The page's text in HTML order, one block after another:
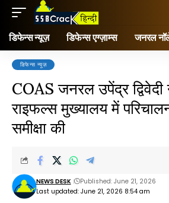
डिफेन्स न्यूज़ डिफेन्स एग्ज़ाम्स जनरल
डिफेन्स न्यूज़
COAS जनरल उपेंद्र
राइफल्स मुख्यालय में
समीक्षा की
Last updated: June 21, 2026 8:54 am
NEWS DESK Published: June 21, 2026